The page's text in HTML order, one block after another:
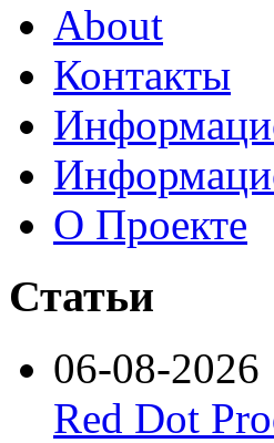
About
Контакты
О Проекте
Статьи
06-08-2026
Red Dot